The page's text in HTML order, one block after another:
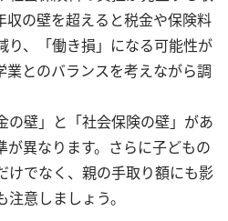
収の壁を超えると税金や保険料
り、「働き損」になる可能性が
業とのバランスを考えながら調
の壁」と「社会保険の壁」があ
が異なります。さらに子どもの
けでなく、親の手取り額にも影
意しましょう。